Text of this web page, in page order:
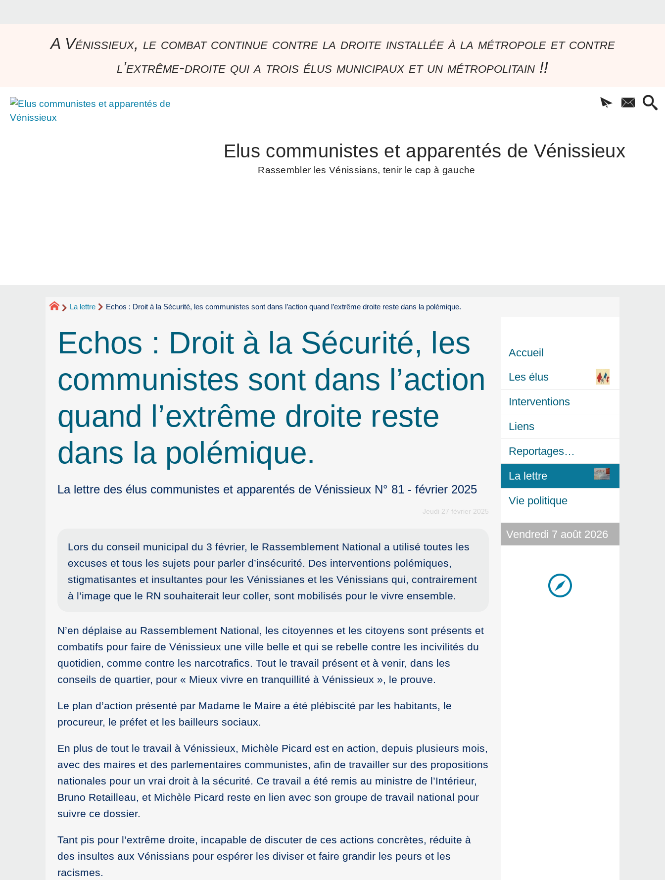
A Vénissieux, le combat continue contre la droite installée à la métropole et contre
l’extrême-droite qui a trois élus municipaux et un métropolitain !!
Elus communistes et apparentés de Vénissieux
Rassembler les Vénissians, tenir le cap à gauche
La lettre Echos : Droit à la Sécurité, les communistes sont dans l’action quand l’extrême droite reste dans la polémique.
Echos : Droit à la Sécurité, les
communistes sont dans l’action
quand l’extrême droite reste
dans la polémique.
La lettre des élus communistes et apparentés de Vénissieux N° 81 - février 2025
Jeudi 27 février 2025
Lors du conseil municipal du 3 février, le Rassemblement National a utilisé toutes les
excuses et tous les sujets pour parler d’insécurité. Des interventions polémiques,
stigmatisantes et insultantes pour les Vénissianes et les Vénissians qui, contrairement
à l’image que le RN souhaiterait leur coller, sont mobilisés pour le vivre ensemble.
N’en déplaise au Rassemblement National, les citoyennes et les citoyens sont présents et
combatifs pour faire de Vénissieux une ville belle et qui se rebelle contre les incivilités du
quotidien, comme contre les narcotrafics. Tout le travail présent et à venir, dans les
conseils de quartier, pour « Mieux vivre en tranquillité à Vénissieux », le prouve.
Le plan d’action présenté par Madame le Maire a été plébiscité par les habitants, le
procureur, le préfet et les bailleurs sociaux.
En plus de tout le travail à Vénissieux, Michèle Picard est en action, depuis plusieurs mois,
avec des maires et des parlementaires communistes, afin de travailler sur des propositions
nationales pour un vrai droit à la sécurité. Ce travail a été remis au ministre de l’Intérieur,
Bruno Retailleau, et Michèle Picard reste en lien avec son groupe de travail national pour
suivre ce dossier.
Tant pis pour l’extrême droite, incapable de discuter de ces actions concrètes, réduite à
des insultes aux Vénissians pour espérer les diviser et faire grandir les peurs et les
racismes.
Accueil
Les élus
Interventions
Liens
Reportages…
La lettre
Vie politique
Vendredi 7 août 2026